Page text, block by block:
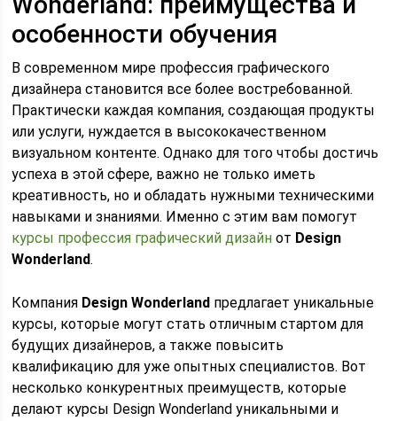
особенности обучения
В современном мире профессия графического
дизайнера становится все более востребованной.
Практически каждая компания, создающая продукты
или услуги, нуждается в высококачественном
визуальном контенте. Однако для того чтобы достичь
успеха в этой сфере, важно не только иметь
креативность, но и обладать нужными техническими
навыками и знаниями. Именно с этим вам помогут
курсы профессия графический дизайн от Design
Wonderland.
Компания Design Wonderland предлагает уникальные
курсы, которые могут стать отличным стартом для
будущих дизайнеров, а также повысить
квалификацию для уже опытных специалистов. Вот
несколько конкурентных преимуществ, которые
делают курсы Design Wonderland уникальными и